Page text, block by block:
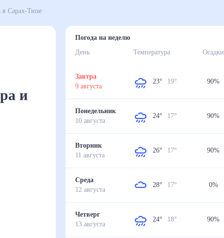
Погода в Сарах-Тюзе
Погода на неделю
День
Температура Осадки
Завтра
9 августа
23° 19° 90%
Понедельник
10 августа
24° 17° 90%
Вторник
11 августа
26° 17° 90%
Среда
12 августа
28° 17° 0%
Четверг
13 августа
24° 18° 90%